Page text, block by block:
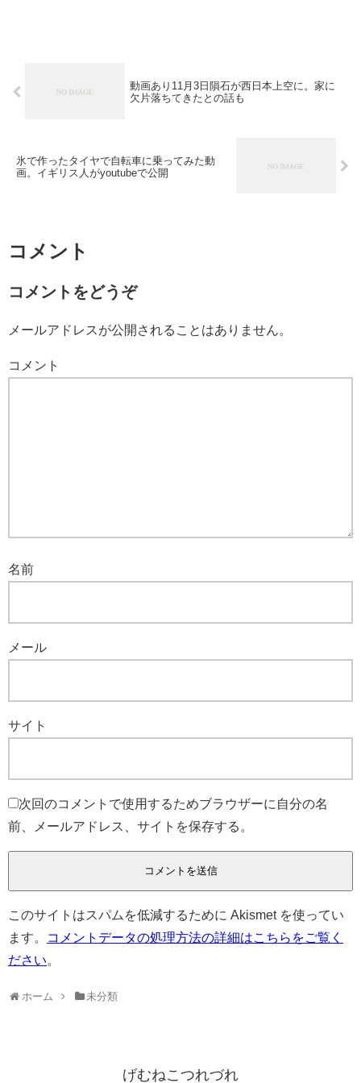
動画あり11月3日隕石が西日本上空に。家に
欠片落ちてきたとの話も
氷で作ったタイヤで自転車に乗ってみた動
画。イギリス人がyoutubeで公開
コメント
コメントをどうぞ
メールアドレスが公開されることはありません。
コメント
名前
メール
サイト
次回のコメントで使用するためブラウザーに自分の名
前、メールアドレス、サイトを保存する。
このサイトはスパムを低減するために Akismet を使ってい
ます。
コメントデータの処理方法の詳細はこちらをご覧く
ださい。
ホーム 未分類
げむねこつれづれ